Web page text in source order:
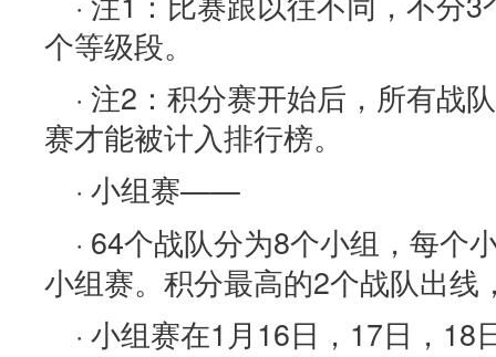
个等级段。
· 注2：积分赛开始后，所有战
赛才能被计入排行榜。
· 小组赛——
· 64个战队分为8个小组，每个
小组赛。积分最高的2个战队出线
· 小组赛在1月16日，17日，